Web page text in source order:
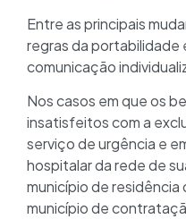
Entre as principais
regras da portabilidade
comunicação
Nos casos em que os
insatisfeitos com a
serviço de urgência e
hospitalar da rede de
município de residência
município de